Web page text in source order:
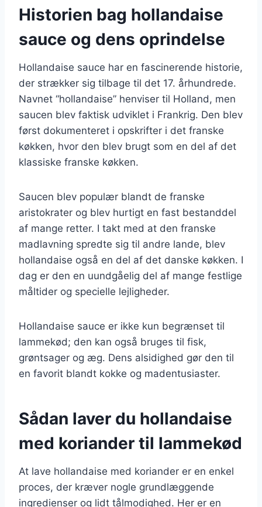
Historien bag hollandaise
sauce og dens oprindelse
Hollandaise sauce har en fascinerende historie,
der strækker sig tilbage til det 17. århundrede.
Navnet “hollandaise” henviser til Holland, men
saucen blev faktisk udviklet i Frankrig. Den blev
først dokumenteret i opskrifter i det franske
køkken, hvor den blev brugt som en del af det
klassiske franske køkken.
Saucen blev populær blandt de franske
aristokrater og blev hurtigt en fast bestanddel
af mange retter. I takt med at den franske
madlavning spredte sig til andre lande, blev
hollandaise også en del af det danske køkken. I
dag er den en uundgåelig del af mange festlige
måltider og specielle lejligheder.
Hollandaise sauce er ikke kun begrænset til
lammekød; den kan også bruges til fisk,
grøntsager og æg. Dens alsidighed gør den til
en favorit blandt kokke og madentusiaster.
Sådan laver du hollandaise
med koriander til lammekød
At lave hollandaise med koriander er en enkel
proces, der kræver nogle grundlæggende
ingredienser og lidt tålmodighed. Her er en